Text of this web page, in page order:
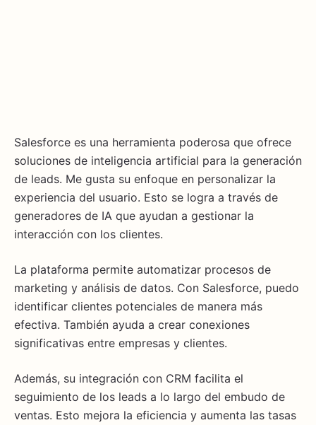
Salesforce es una herramienta poderosa que ofrece
soluciones de inteligencia artificial para la generación
de leads. Me gusta su enfoque en personalizar la
experiencia del usuario. Esto se logra a través de
generadores de IA que ayudan a gestionar la
interacción con los clientes.
La plataforma permite automatizar procesos de
marketing y análisis de datos. Con Salesforce, puedo
identificar clientes potenciales de manera más
efectiva. También ayuda a crear conexiones
significativas entre empresas y clientes.
Además, su integración con CRM facilita el
seguimiento de los leads a lo largo del embudo de
ventas. Esto mejora la eficiencia y aumenta las tasas